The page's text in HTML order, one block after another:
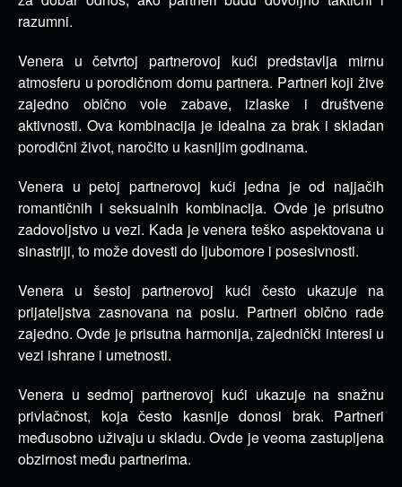
razumni.
Venera u četvrtoj partnerovoj kući predstavlja mirnu
atmosferu u porodičnom domu partnera. Partneri koji žive
zajedno obično vole zabave, izlaske i društvene
aktivnosti. Ova kombinacija je idealna za brak i skladan
porodični život, naročito u kasnijim godinama.
Venera u petoj partnerovoj kući jedna je od najjačih
romantičnih i seksualnih kombinacija. Ovde je prisutno
zadovoljstvo u vezi. Kada je venera teško aspektovana u
sinastriji, to može dovesti do ljubomore i posesivnosti.
Venera u šestoj partnerovoj kući često ukazuje na
prijateljstva zasnovana na poslu. Partneri obično rade
zajedno. Ovde je prisutna harmonija, zajednički interesi u
vezi ishrane i umetnosti.
Venera u sedmoj partnerovoj kući ukazuje na snažnu
privlačnost, koja često kasnije donosi brak. Partneri
međusobno uživaju u skladu. Ovde je veoma zastupljena
obzirnost među partnerima.